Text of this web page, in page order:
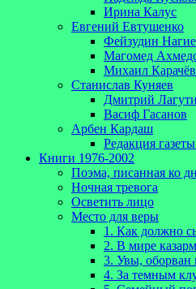
Ирина Калус
Евгений Евтушенко
Фейзудин
Магомед
Михаил Карачёв
Станислав Куняев
Дмитрий
Васиф Гасанов
Арбен Кардаш
Редакция
Книги 1976-2002
Поэма, писанная ко
Ночная тревога
Осветить лицо
Место для веры
1. Как должно
2. В мире казарм
3. Увы,
4. За темным